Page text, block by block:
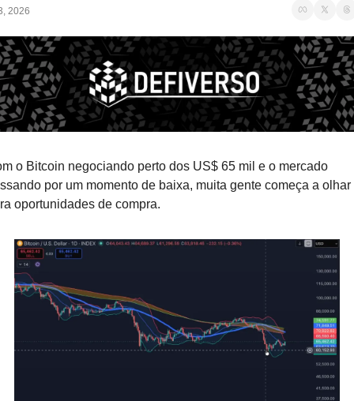
2026
o Bitcoin negociando perto dos US$ 65 mil e o mercado
por um momento de baixa, muita gente começa a olhar
oportunidades de compra.